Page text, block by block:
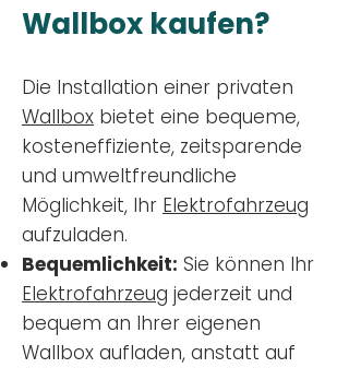
Wallbox kaufen?
Die Installation einer privaten
Wallbox bietet eine bequeme,
kosteneffiziente, zeitsparende
und umweltfreundliche
Möglichkeit, Ihr Elektrofahrzeug
aufzuladen.
Bequemlichkeit: Sie können Ihr
Elektrofahrzeug jederzeit und
bequem an Ihrer eigenen
Wallbox aufladen, anstatt auf